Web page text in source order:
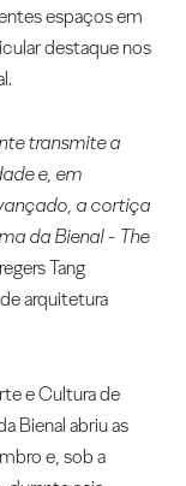
espaços em
destaque nos
transmite a
e, em
a cortiça
da Bienal - The
Tang
arquitetura
e Cultura de
Bienal abriu as
e, sob a